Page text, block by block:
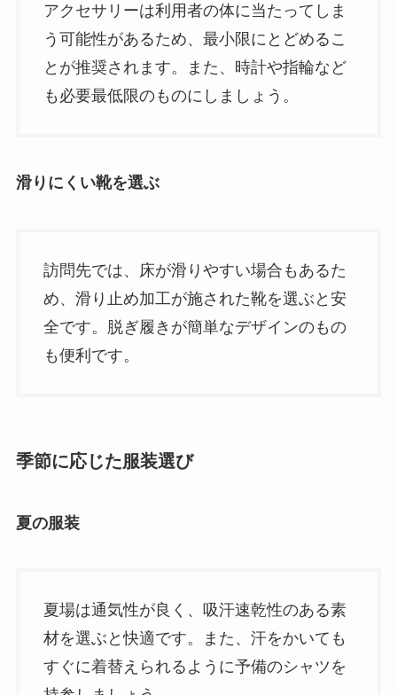
アクセサリーは利用者の体に当たってしま
う可能性があるため、最小限にとどめるこ
とが推奨されます。また、時計や指輪など
も必要最低限のものにしましょう。
滑りにくい靴を選ぶ
訪問先では、床が滑りやすい場合もあるた
め、滑り止め加工が施された靴を選ぶと安
全です。脱ぎ履きが簡単なデザインのもの
も便利です。
季節に応じた服装選び
夏の服装
夏場は通気性が良く、吸汗速乾性のある素
材を選ぶと快適です。また、汗をかいても
すぐに着替えられるように予備のシャツを